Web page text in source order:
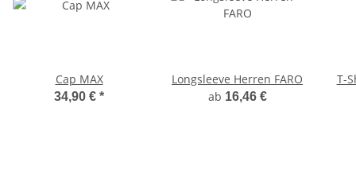
Cap MAX
34,90 € *
Longsleeve Herren FARO
ab 16,46 €
T-